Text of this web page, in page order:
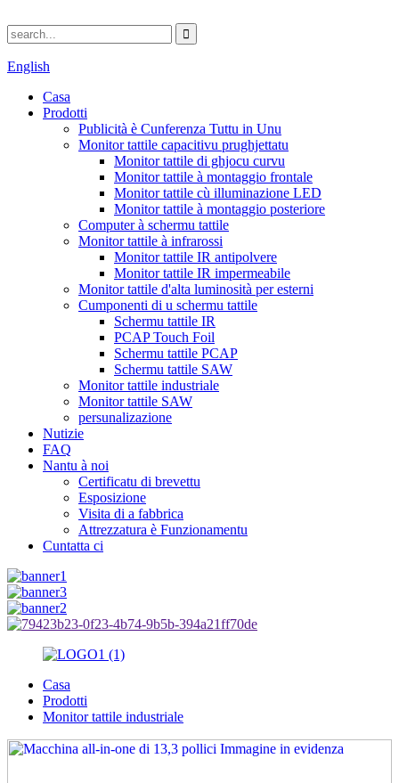
English
Casa
Prodotti
Publicità è Cunferenza Tuttu in Unu
Monitor tattile capacitivu prughjettatu
Monitor tattile di ghjocu curvu
Monitor tattile à montaggio frontale
Monitor tattile cù illuminazione LED
Monitor tattile à montaggio posteriore
Computer à schermu tattile
Monitor tattile à infrarossi
Monitor tattile IR antipolvere
Monitor tattile IR impermeabile
Monitor tattile d'alta luminosità per esterni
Cumponenti di u schermu tattile
Schermu tattile IR
PCAP Touch Foil
Schermu tattile PCAP
Schermu tattile SAW
Monitor tattile industriale
Monitor tattile SAW
persunalizazione
Nutizie
FAQ
Nantu à noi
Certificatu di brevettu
Esposizione
Visita di a fabbrica
Attrezzatura è Funzionamentu
Cuntatta ci
Casa
Prodotti
Monitor tattile industriale